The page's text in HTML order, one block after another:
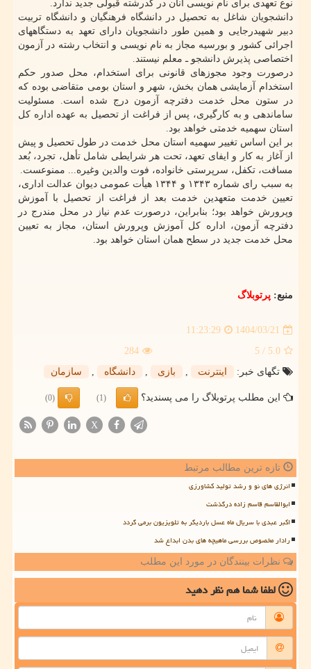
نوع تعهدی برای نام نویسی آنان در کدرشته قبولی جدید ندارد.
دانشجویان شاغل به تحصیل در دانشگاه فرهنگیان و دانشگاه تربیت
دبیر شهیدرجایی و همین طور دانشجویان دارای تعهد به دستگاههای
اجرائی کشور و بورسیه مجاز به نام نویسی و انتخاب رشته در آزمون
اختصاصی پذیرش دانشجو ـ معلم نیستند.
درصورت وجود مجوزهای قانونی برای استخدام، محل صدور حکم
استخدام آزمایشی همان بخش، شهر و استان بومی متقاضی بوده که
در ستون محل خدمت دفترچه آزمون درج شده است. مسئولیت
ساماندهی و به کارگیری، پس از فراغت از تحصیل به عهده اداره کل
استان سهمیه خدمتی خواهد بود.
بر این اساس تغییر سهمیه استان محل خدمت در طول تحصیل و پیش
از آغاز به کار و ایفای تعهد، تحت هر شرایطی شامل تأهل، تجرد، بُعد
مسافت، تکفل، سرپرستی خانواده، فوت والدین وغیره... ممنوعست.
به سبب رای شماره ۱۳۴۳ و ۱۳۴۴ هیأت عمومی دیوان عدالت اداری،
تعیین خدمت متعهدین خدمت بعد از فراغت از تحصیل با آموزش
وپرورش خواهد بود؛ بنابراین، درصورت عدم نیاز در محل مندرج در
دفترچه آزمون، اداره کل آموزش وپرورش استان، مجاز به تعیین
محل خدمت جدید در سطح همان استان خواهد بود.
منبع: پرتوبلاگ
1404/03/21
11:23:29
5.0
/ 5
284
تگهای خبر:
اینترنت , بازی , دانشگاه , سازمان
این مطلب پرتوبلاگ را می پسندید؟ (1)
(0)
X
تازه ترین مطالب مرتبط
انرژی های نو و رشد تولید کشاورزی
ابوالقاسم قاسم زاده درگذشت
اکبر عبدی با سریال ماه عسل باردیگر به تلویزیون برمی گردد
رادار مخصوص بررسی ماهیچه های بدن ابداع شد
نظرات بینندگان در مورد این مطلب
لطفا شما همنظر دهید